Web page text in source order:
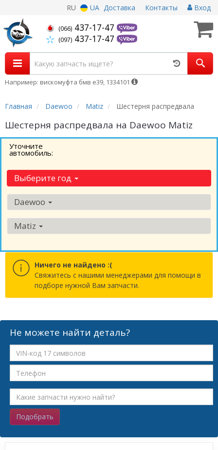
RU UA Доставка Контакты Вход
(066) 437-17-47
(097) 437-17-47
Например: вискомуфта бмв е39, 1334101
Главная Daewoo Matiz Шестерня распредвала
Шестерня распредвала на Daewoo Matiz
Уточните
автомобиль:
Выберите год
Daewoo
Matiz
Ничего не найдено :(
Cвяжитесь с нашими менеджерами для помощи в
подборе нужной Вам запчасти.
Не можете найти деталь?
Подобрать